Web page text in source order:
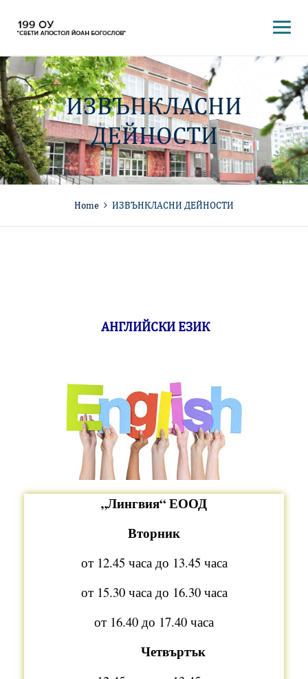
ИЗВЪНКЛАСНИ
ДЕЙНОСТИ
Home ИЗВЪНКЛАСНИ ДЕЙНОСТИ
АНГЛИЙСКИ ЕЗИК
„Лингвия“ ЕООД
Вторник
от 12.45 часа до 13.45 часа
от 15.30 часа до 16.30 часа
от 16.40 до 17.40 часа
Четвъртък